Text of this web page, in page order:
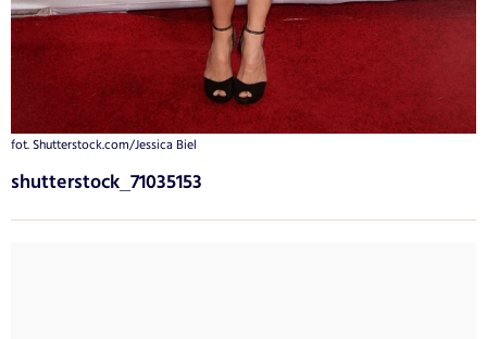
fot. Shutterstock.com/Jessica Biel
shutterstock_71035153